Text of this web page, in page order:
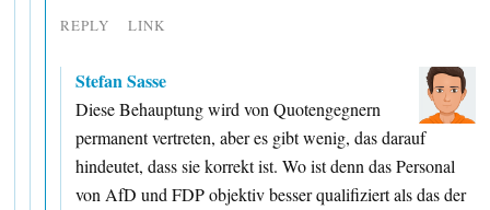
REPLY LINK
Stefan Sasse
Diese Behauptung wird von Quotengegnern
permanent vertreten, aber es gibt wenig, das darauf
hindeutet, dass sie korrekt ist. Wo ist denn das Personal
von AfD und FDP objektiv besser qualifiziert als das der